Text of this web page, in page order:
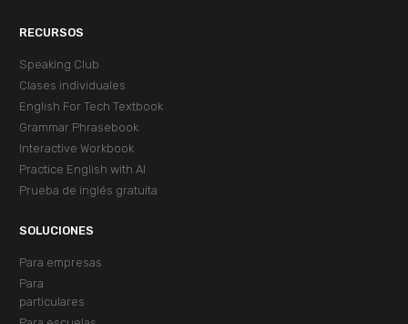
RECURSOS
Speaking Club
Clases individuales
English For Tech Textbook
Grammar Phrasebook
Interactive Workbook
Practice English with AI
Prueba de inglés gratuita
SOLUCIONES
Para empresas
Para
particulares